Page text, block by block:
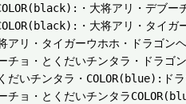
・大将アリ・デブ
・大将アリ・タイ
リ・タイガーウホホ・ドラゴン
ョ・とくだいチンタラ・ドラゴ
だいチンタラ・COLOR(blue):ド
チョ・とくだいチンタラ